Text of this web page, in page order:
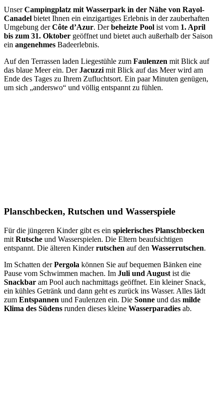
UnserCampingplatz mit Wasserpark in der Nähe von Rayol-
Canadel bietet Ihnen ein einzigartiges Erlebnis in der zauberhaften
Umgebung derCôte d’Azur. Derbeheizte Pool ist vom 1. April
bis zum 31. Oktober geöffnet und bietet auch außerhalb der Saison
ein angenehmes Badeerlebnis.
Auf den Terrassen laden Liegestühle zum Faulenzen mit Blick auf
das blaue Meer ein. DerJacuzzi mit Blick auf das Meer wird am
Ende des Tages zu Ihrem Zufluchtsort. Ein paar Minuten genügen,
um sich „anderswo“ und völlig entspannt zu fühlen.
Planschbecken, Rutschen und Wasserspiele
Für die jüngeren Kinder gibt es ein spielerisches Planschbecken
mit Rutsche und Wasserspielen. Die Eltern beaufsichtigen
entspannt. Die älteren Kinderrutschen auf den Wasserrutschen.
Im Schatten derPergola können Sie auf bequemen Bänken eine
Pause vom Schwimmen machen. Im Juli und August ist die
Snackbar am Pool auch nachmittags geöffnet. Ein kleiner Snack,
ein kühles Getränk und dann geht es zurück ins Wasser. Alles lädt
zum Entspannen und Faulenzen ein. Die Sonne und das milde
Klima des Südens runden dieses kleine Wasserparadies ab.